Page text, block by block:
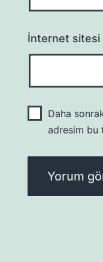
İnternet sitesi
Daha
adresim bu